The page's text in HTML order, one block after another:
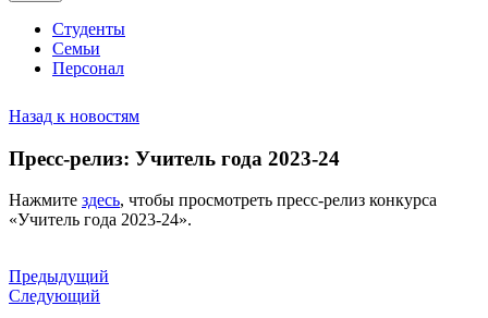
Студенты
Семьи
Персонал
Назад к новостям
Пресс-релиз: Учитель года 2023-24
Нажмите здесь, чтобы просмотреть пресс-релиз конкурса
«Учитель года 2023-24».
Предыдущий
Следующий